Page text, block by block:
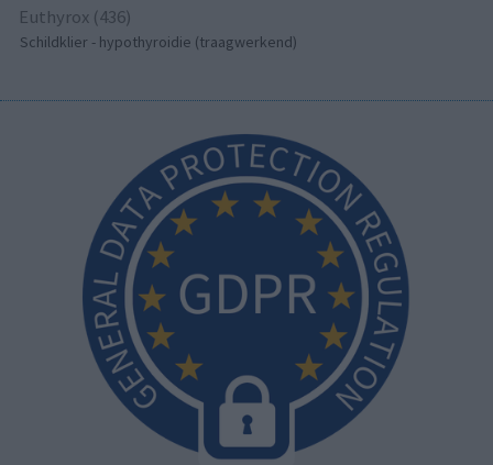
Euthyrox (436)
Schildklier - hypothyroidie (traagwerkend)